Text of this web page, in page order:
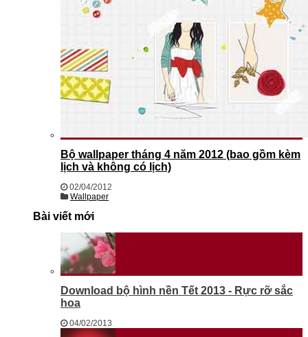
Bộ wallpaper tháng 4 năm 2012 (bao gồm kèm
lịch và không có lịch)
02/04/2012
Wallpaper
Bài viết mới
Download bộ hình nền Tết 2013 - Rực rỡ sắc
hoa
04/02/2013